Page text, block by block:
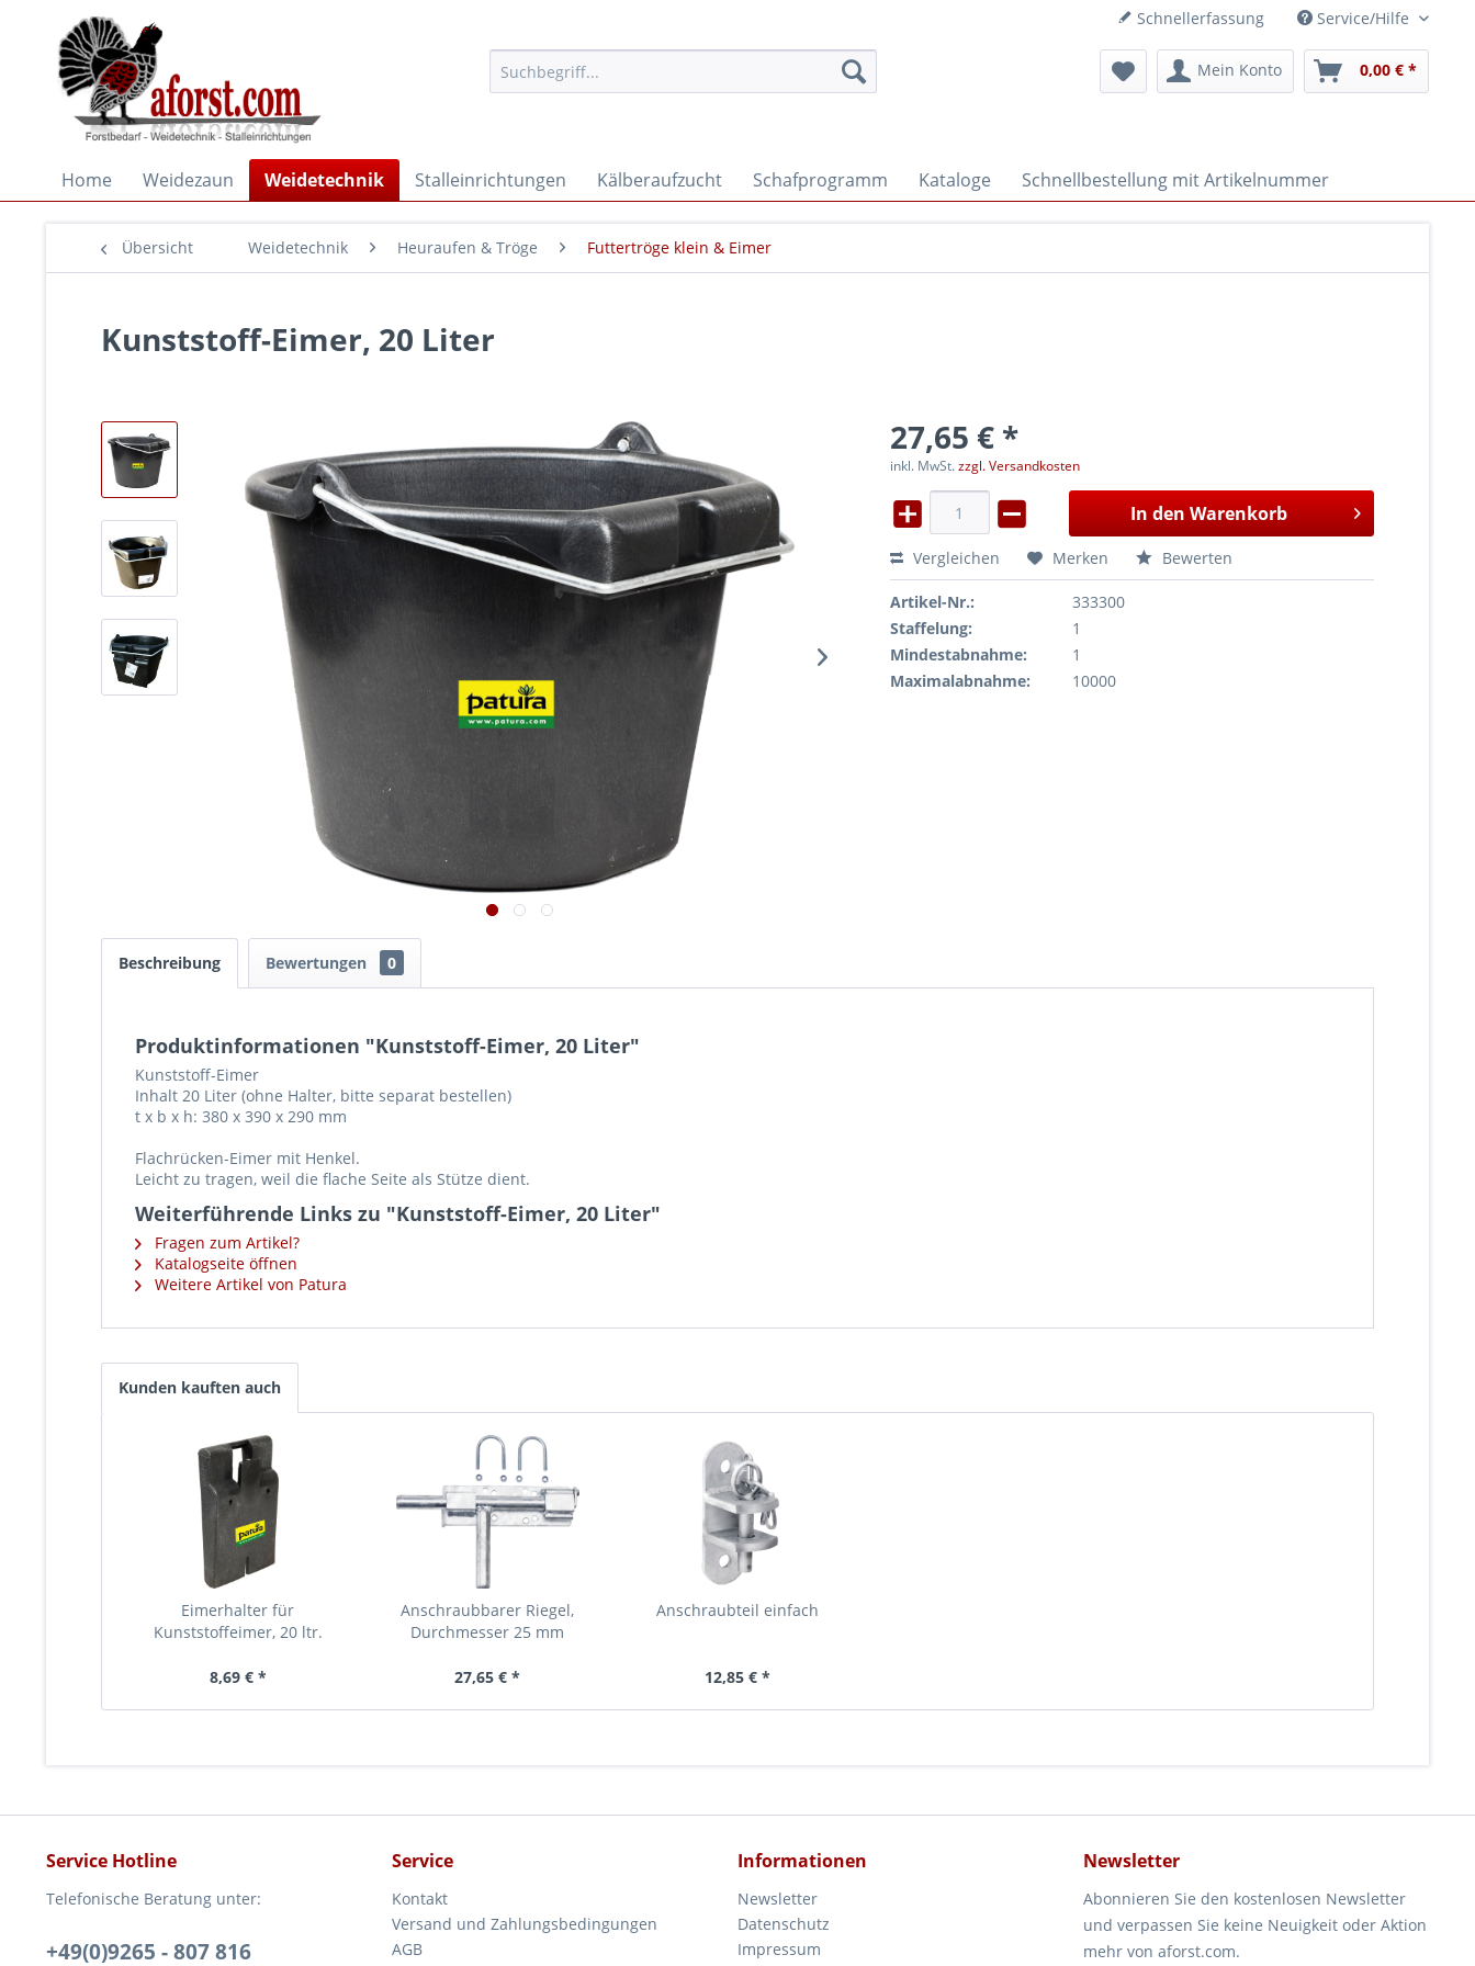
Schnellerfassung Service/Hilfe
Mein Konto 0,00 € *
Home Weidezaun Weidetechnik Stalleinrichtungen Kälberaufzucht Schafprogramm Kataloge Schnellbestellung mit Artikelnummer
Übersicht Weidetechnik Heuraufen & Tröge Futtertröge klein & Eimer
Kunststoff-Eimer, 20 Liter
27,65 € *
inkl. MwSt.zzgl. Versandkosten
In den Warenkorb
Vergleichen Merken Bewerten
Artikel-Nr.:
333300
Staffelung:
1
Mindestabnahme:
1
Maximalabnahme:
10000
Beschreibung Bewertungen 0
Produktinformationen "Kunststoff-Eimer, 20 Liter"
Kunststoff-Eimer
Inhalt 20 Liter (ohne Halter, bitte separat bestellen)
t x b x h: 380 x 390 x 290 mm
Flachrücken-Eimer mit Henkel.
Leicht zu tragen, weil die flache Seite als Stütze dient.
Weiterführende Links zu "Kunststoff-Eimer, 20 Liter"
Fragen zum Artikel?
Katalogseite öffnen
Weitere Artikel von Patura
Kunden kauften auch
Eimerhalter für
Kunststoffeimer, 20 ltr.
8,69 € *
Anschraubbarer Riegel,
Durchmesser 25 mm
27,65 € *
Anschraubteil einfach
12,85 € *
Service Hotline
Telefonische Beratung unter:
+49(0)9265 - 807 816
Service
Kontakt
Versand und Zahlungsbedingungen
AGB
Informationen
Newsletter
Datenschutz
Impressum
Newsletter
Abonnieren Sie den kostenlosen Newsletter
und verpassen Sie keine Neuigkeit oder Aktion
mehr von aforst.com.